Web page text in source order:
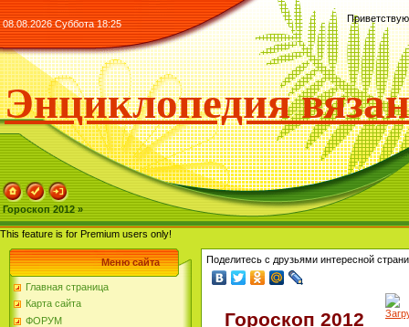
08.08.2026 Суббота 18:25
Энциклопедия
Гороскоп 2012 »
This feature is for Premium users only!
Меню сайта
Главная страница
Карта сайта
ФОРУМ
Поделитесь с друзьями интересной
Гороскоп 2012